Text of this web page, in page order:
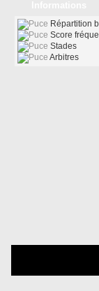
Répartition
Score
Stades
Arbitres